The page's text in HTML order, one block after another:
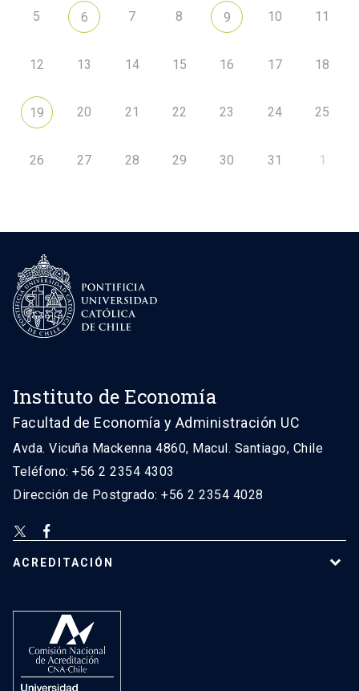
5 6 7 8 9 10 11
12 13 14 15 16 17 18
19 20 21 22 23 24 25
26 27 28 29 30 31 1
Instituto de Economía
Facultad de Economía y Administración UC
Avda. Vicuña Mackenna 4860, Macul. Santiago, Chile
Teléfono: +56 2 2354 4303
Dirección de Postgrado: +56 2 2354 4028
ACREDITACIÓN